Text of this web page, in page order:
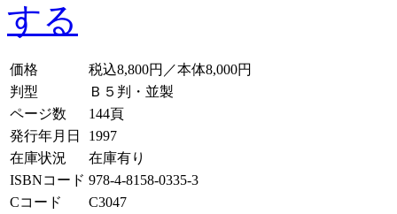
価格
税込8,800円／本体8,000円
判型
Ｂ５判・並製
ページ数
144頁
発行年月日
1997
在庫状況
在庫有り
ISBNコード 978-4-8158-0335-3
Cコード
C3047